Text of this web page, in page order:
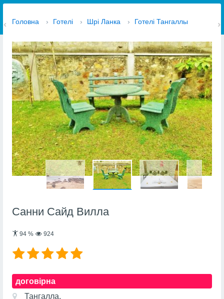
Головна › Готелі › Шрі Ланка › Готелі Тангаллы
Санни Сайд Вилла
94% 924
договірна
Тангалла,